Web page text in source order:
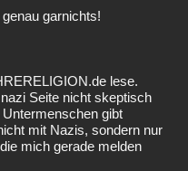
garnichts!
lese.
Seite nicht skeptisch
gibt
mit Nazis, sondern nur
mich gerade melden